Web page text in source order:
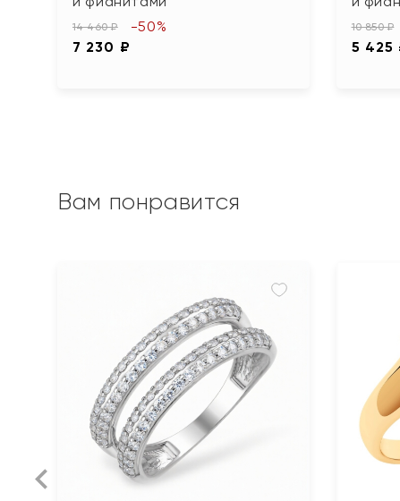
14 460 ₽
7 230 ₽
-50% 10 850 ₽
5 425
Вам понравится